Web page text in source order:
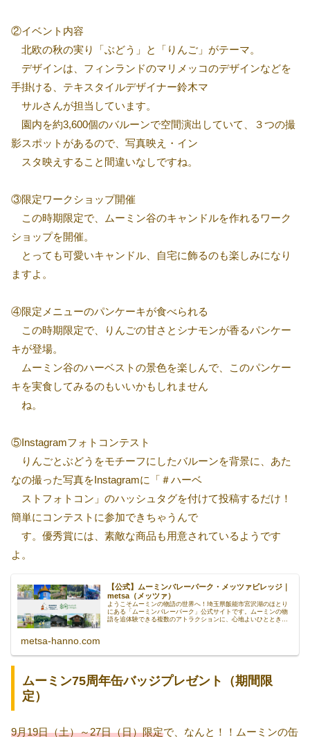
②イベント内容
北欧の秋の実り「ぶどう」と「りんご」がテーマ。
デザインは、フィンランドのマリメッコのデザインなどを
手掛ける、テキスタイルデザイナー鈴木マ
サルさんが担当しています。
園内を約3,600個のバルーンで空間演出していて、３つの撮
影スポットがあるので、写真映え・イン
スタ映えすること間違いなしですね。
③限定ワークショップ開催
この時期限定で、ムーミン谷のキャンドルを作れるワーク
ショップを開催。
とっても可愛いキャンドル、自宅に飾るのも楽しみになり
ますよ。
④限定メニューのパンケーキが食べられる
この時期限定で、りんごの甘さとシナモンが香るパンケー
キが登場。
ムーミン谷のハーベストの景色を楽しんで、このパンケー
キを実食してみるのもいいかもしれません
ね。
⑤Instagramフォトコンテスト
りんごとぶどうをモチーフにしたバルーンを背景に、あた
なの撮った写真をInstagramに「＃ハーベ
ストフォトコン」のハッシュタグを付けて投稿するだけ！
簡単にコンテストに参加できちゃうんで
す。優秀賞には、素敵な商品も用意されているようです
よ。
【公式】ムーミンバレーパーク・メッツァビレッジ｜
metsa（メッツァ）
ようこそムーミンの物語の世界へ！埼玉県飯能市宮沢湖のほとり
にある「ムーミンバレーパーク」公式サイトです。ムーミンの物
語を追体験できる複数のアトラクションに、心地よいひとときを
metsa-hanno.com
ムーミン75周年缶バッジプレゼント（期間限
定）
9月19日（土）～27日（日）限定で、なんと！！ムーミンの缶